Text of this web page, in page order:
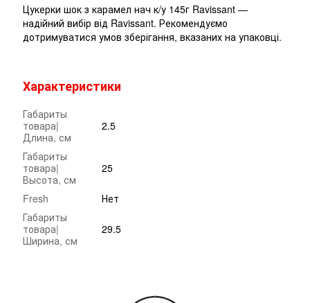
Цукерки шок з карамел нач к/у 145г Ravissant —
надійний вибір від Ravissant. Рекомендуємо
дотримуватися умов зберігання, вказаних на упаковці.
Характеристики
Габариты
товара|
Длина, см
2.5
Габариты
товара|
Высота, см
25
Fresh
Нет
Габариты
товара|
Ширина, см
29.5